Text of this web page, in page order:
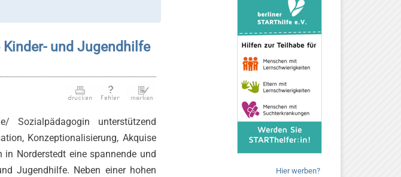
und Jugendhilfe
Sozialpädagogin unterstützend
Konzeptionalisierung, Akquise
Norderstedt eine spannende und
Jugendhilfe. Neben einer hohen
Hier werben?